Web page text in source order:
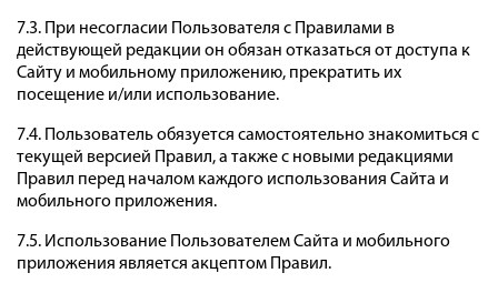
7.3. При несогласии Пользователя с Правилами в
действующей редакции он обязан отказаться от доступа к
Сайту и мобильному приложению, прекратить их
посещение и/или использование.
7.4. Пользователь обязуется самостоятельно знакомиться с
текущей версией Правил, а также с новыми редакциями
Правил перед началом каждого использования Сайта и
мобильного приложения.
7.5. Использование Пользователем Сайта и мобильного
приложения является акцептом Правил.